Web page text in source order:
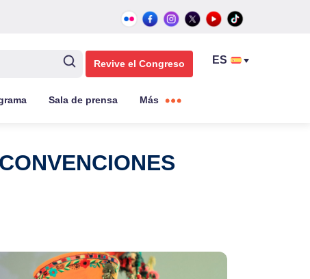
Revive el Congreso
Sala de prensa Más